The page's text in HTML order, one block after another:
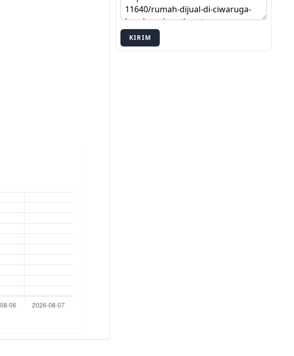
KIRIM